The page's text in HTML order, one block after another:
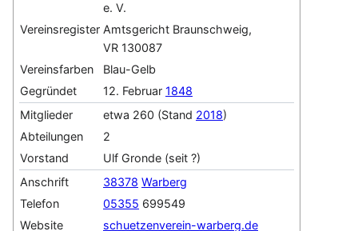
e. V.
Vereinsregister Amtsgericht Braunschweig,
VR 130087
Vereinsfarben
Blau-Gelb
Gegründet
12. Februar 1848
Mitglieder
etwa 260 (Stand 2018)
Abteilungen
2
Vorstand
Ulf Gronde (seit ?)
Anschrift
38378 Warberg
Telefon
05355 699549
Website
schuetzenverein-warberg.de